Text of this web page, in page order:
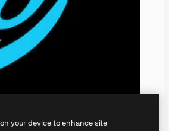
your device to enhance site